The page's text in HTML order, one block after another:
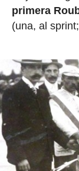
primera
(una, al